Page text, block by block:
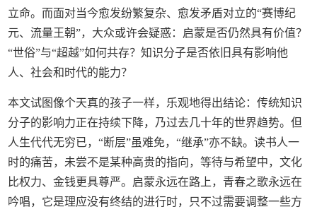
立命。而面对当今愈发纷繁复杂、愈发矛盾对立的“赛博纪
元、流量王朝”，大众或许会疑惑：启蒙是否仍然具有价值？
“世俗”与“超越”如何共存？知识分子是否依旧具有影响他
人、社会和时代的能力？
本文试图像个天真的孩子一样，乐观地得出结论：传统知识
分子的影响力正在持续下降，乃过去几十年的世界趋势。但
人生代代无穷已，“断层”虽难免，“继承”亦不缺。读书人一
时的痛苦，未尝不是某种高贵的指向，等待与希望中，文化
比权力、金钱更具尊严。启蒙永远在路上，青春之歌永远在
吟唱，它是理应没有终结的进行时，只不过需要调整一些方